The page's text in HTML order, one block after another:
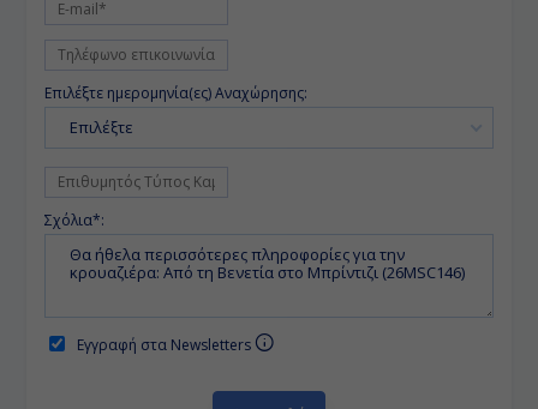
Επιλέξτε ημερομηνία(ες) Αναχώρησης:
Επιλέξτε
Σχόλια*:
Εγγραφή στα Newsletters